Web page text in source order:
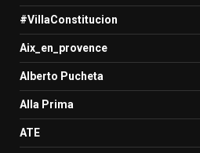
#VillaConstitucion
Aix_en_provence
Alberto Pucheta
Alla Prima
ATE